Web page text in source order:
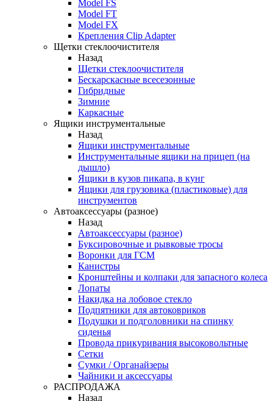
Model FS
Model FT
Model FX
Крепления Clip Adapter
Щетки стеклоочистителя
Назад
Щетки стеклоочистителя
Бескарскасные всесезонные
Гибридные
Зимние
Каркасные
Ящики инструментальные
Назад
Ящики инструментальные
Инструментальные ящики на прицеп (на
дышло)
Ящики в кузов пикапа, в кунг
Ящики для грузовика (пластиковые) для
инструментов
Автоаксессуары (разное)
Назад
Автоаксессуары (разное)
Буксировочные и рывковые тросы
Воронки для ГСМ
Канистры
Кронштейны и колпаки для запасного колеса
Лопаты
Накидка на лобовое стекло
Подпятники для автоковриков
Подушки и подголовники на спинку
сиденья
Провода прикуривания высоковольтные
Сетки
Сумки / Органайзеры
Чайники и аксессуары
РАСПРОДАЖА
Назад